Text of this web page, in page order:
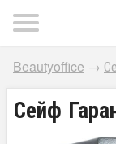
Beautyoffice →
Сейф